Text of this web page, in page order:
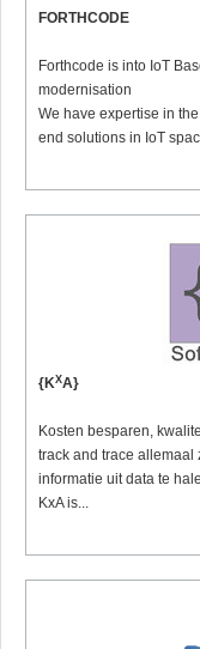
FORTHCODE
Forthcode is into IoT
modernisation
We have expertise in
end solutions in IoT
{KXA}
Kosten besparen,
track and trace allemaal
informatie uit data te
KxA is...